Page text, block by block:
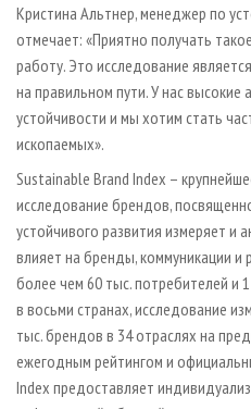
ИНСТРУМЕНТ И МАТЕРИАЛЫ
БИБЛИОТЕКА СПЕЦИАЛИСТА
Кристина Альтнер, менеджер по
отмечает: «Приятно получать
работу. Это исследование
на правильном пути. У нас
устойчивости и мы хотим стать
ископаемых».
Sustainable Brand Index –
исследование брендов,
устойчивого развития измеряет и
влияет на бренды, коммуникации
более чем 60 тыс. потребителей и
в восьми странах, исследование
тыс. брендов в 34 отраслях на
ежегодным рейтингом и
Index предоставляет